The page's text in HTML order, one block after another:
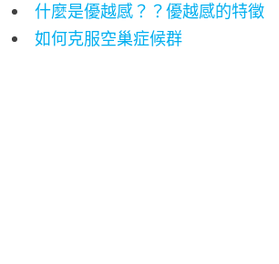
什麼是優越感？？優越感的特徵
如何克服空巢症候群